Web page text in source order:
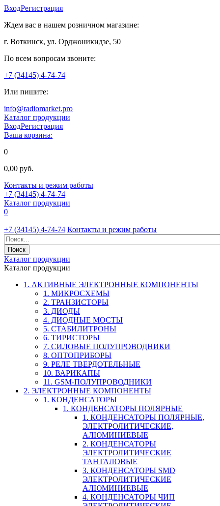
ВходРегистрация
Ждем вас в нашем розничном магазине:
г. Воткинск, ул. Орджоникидзе, 50
По всем вопросам звоните:
+7 (34145) 4-74-74
Или пишите:
info@radiomarket.pro
Каталог продукции
ВходРегистрация
Ваша корзина:
0
0,00 руб.
Контакты и режим работы
+7 (34145) 4-74-74
Каталог продукции
0
+7 (34145) 4-74-74 Контакты и режим работы
Каталог продукции
Каталог продукции
1. АКТИВНЫЕ ЭЛЕКТРОННЫЕ КОМПОНЕНТЫ
1. МИКРОСХЕМЫ
2. ТРАНЗИСТОРЫ
3. ДИОДЫ
4. ДИОДНЫЕ МОСТЫ
5. СТАБИЛИТРОНЫ
6. ТИРИСТОРЫ
7. СИЛОВЫЕ ПОЛУПРОВОДНИКИ
8. ОПТОПРИБОРЫ
9. РЕЛЕ ТВЕРДОТЕЛЬНЫЕ
10. ВАРИКАПЫ
11. GSM-ПОЛУПРОВОДНИКИ
2. ЭЛЕКТРОННЫЕ КОМПОНЕНТЫ
1. КОНДЕНСАТОРЫ
1. КОНДЕНСАТОРЫ ПОЛЯРНЫЕ
1. КОНДЕНСАТОРЫ ПОЛЯРНЫЕ,
ЭЛЕКТРОЛИТИЧЕСКИЕ,
АЛЮМИНИЕВЫЕ
2. КОНДЕНСАТОРЫ
ЭЛЕКТРОЛИТИЧЕСКИЕ
ТАНТАЛОВЫЕ
3. КОНДЕНСАТОРЫ SMD
ЭЛЕКТРОЛИТИЧЕСКИЕ
АЛЮМИНИЕВЫЕ
4. КОНДЕНСАТОРЫ ЧИП